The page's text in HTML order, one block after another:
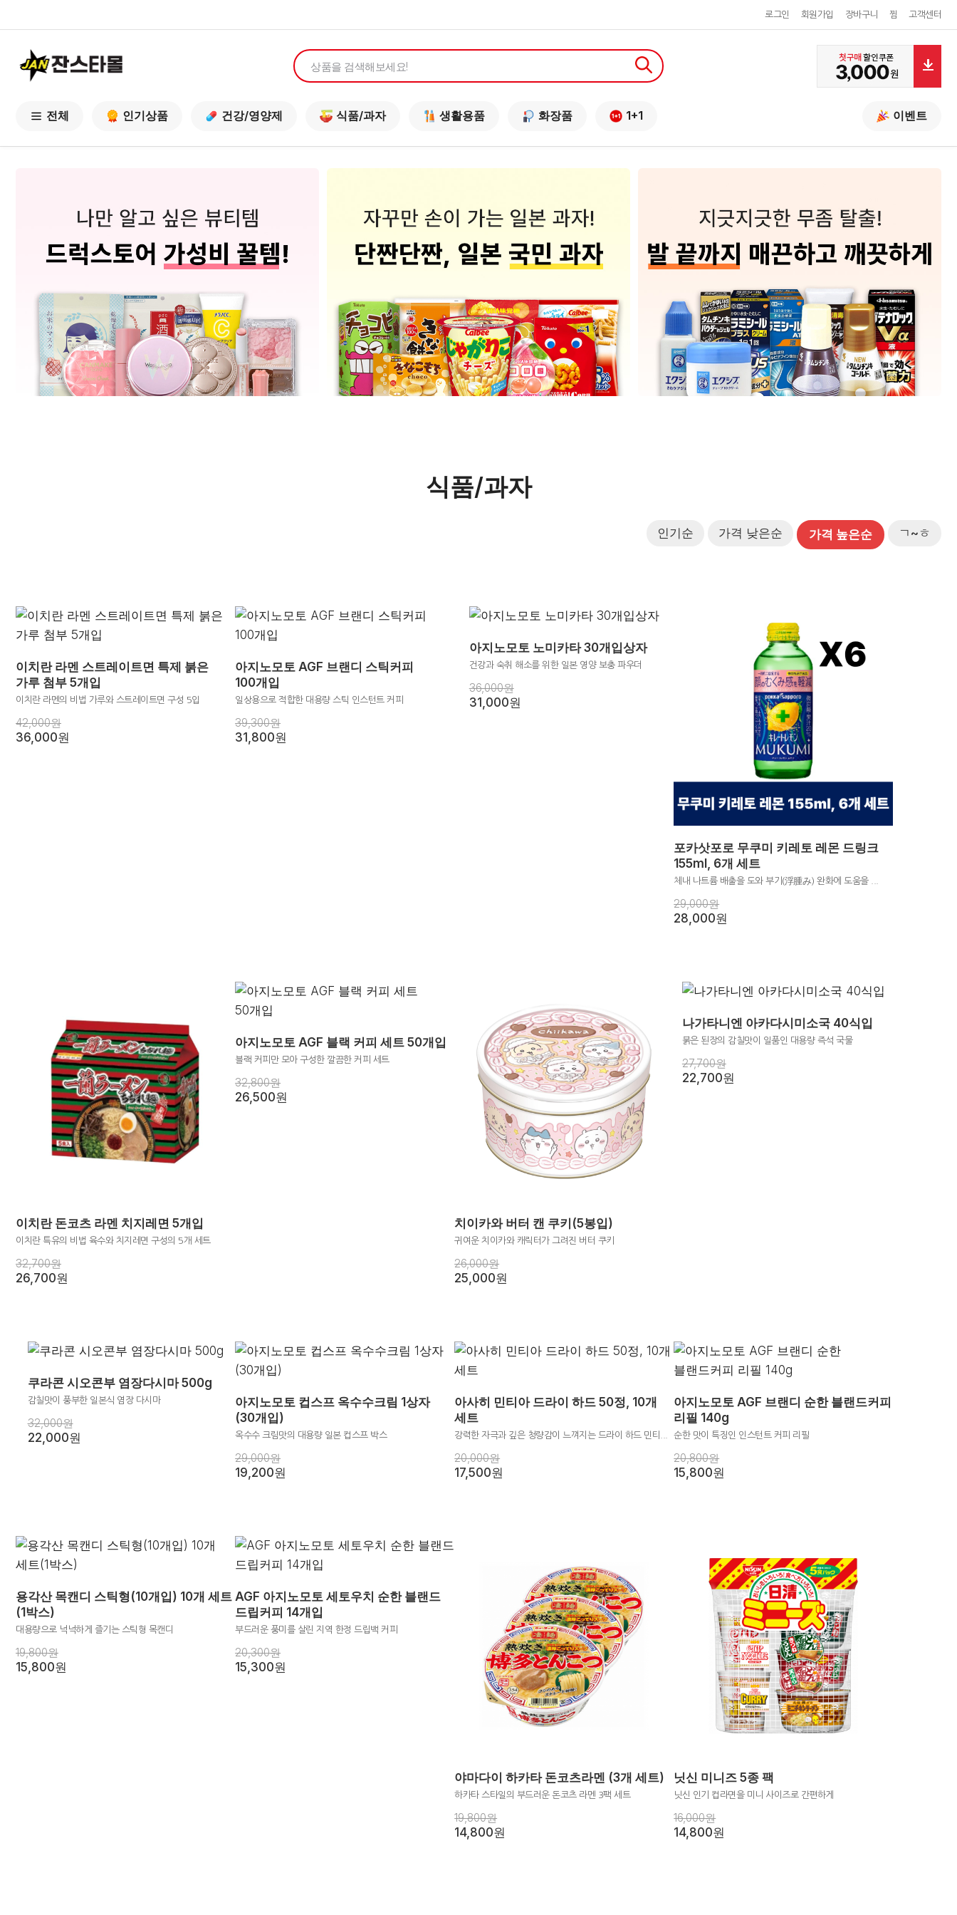
로그인 회원가입 장바구니 찜 고객센터
전체 인기상품 건강/영양제 식품/과자 생활용품 화장품 1+1 이벤트
식품/과자
인기순 가격 낮은순 가격 높은순 ㄱ~ㅎ
이치란 라멘 스트레이트면 특제 붉은
가루 첨부 5개입
이치란 라멘의 비법 가루와 스트레이트면 구성 5입
42,000원
36,000원
아지노모토 AGF 브랜디 스틱커피
100개입
일상용으로 적합한 대용량 스틱 인스턴트 커피
39,300원
31,800원
아지노모토 노미카타 30개입상자
건강과 숙취 해소를 위한 일본 영양 보충 파우더
36,000원
31,000원
포카삿포로 무쿠미 키레토 레몬 드링크
155ml, 6개 세트
체내 나트륨 배출을 도와 부기(浮腫み) 완화에 도움을 ...
29,000원
28,000원
이치란 돈코츠 라멘 치지레면 5개입
이치란 특유의 비법 육수와 치지레면 구성의 5개 세트
32,700원
26,700원
아지노모토 AGF 블랙 커피 세트 50개입
블랙 커피만 모아 구성한 깔끔한 커피 세트
32,800원
26,500원
치이카와 버터 캔 쿠키(5봉입)
귀여운 치이카와 캐릭터가 그려진 버터 쿠키
26,000원
25,000원
나가타니엔 아카다시미소국 40식입
붉은 된장의 감칠맛이 일품인 대용량 즉석 국물
27,700원
22,700원
쿠라콘 시오콘부 염장다시마 500g
감칠맛이 풍부한 일본식 염장 다시마
32,000원
22,000원
아지노모토 컵스프 옥수수크림 1상자
(30개입)
옥수수 크림맛의 대용량 일본 컵스프 박스
29,000원
19,200원
아사히 민티아 드라이 하드 50정, 10개
세트
강력한 자극과 깊은 청량감이 느껴지는 드라이 하드 민티...
20,000원
17,500원
아지노모토 AGF 브랜디 순한 블랜드커피
리필 140g
순한 맛이 특징인 인스턴트 커피 리필
20,800원
15,800원
용각산 목캔디 스틱형(10개입) 10개 세트
(1박스)
대용량으로 넉넉하게 즐기는 스틱형 목캔디
19,800원
15,800원
AGF 아지노모토 세토우치 순한 블랜드
드립커피 14개입
부드러운 풍미를 살린 지역 한정 드립백 커피
20,300원
15,300원
야마다이 하카타 돈코츠라멘 (3개 세트)
하카타 스타일의 부드러운 돈코츠 라멘 3팩 세트
19,800원
14,800원
닛신 미니즈 5종 팩
닛신 인기 컵라면을 미니 사이즈로 간편하게
16,000원
14,800원